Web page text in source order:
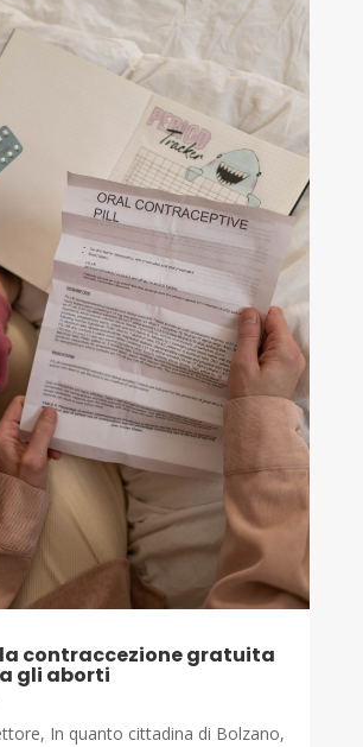
contraccezione gratuita
gli aborti
In quanto cittadina di Bolzano,